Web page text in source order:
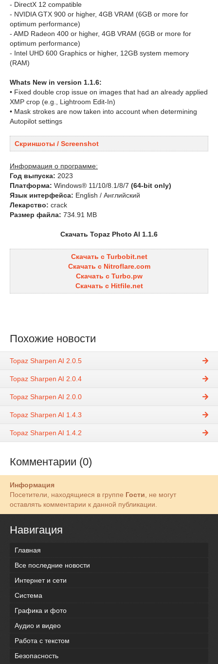
- DirectX 12 compatible
- NVIDIA GTX 900 or higher, 4GB VRAM (6GB or more for
optimum performance)
- AMD Radeon 400 or higher, 4GB VRAM (6GB or more for
optimum performance)
- Intel UHD 600 Graphics or higher, 12GB system memory
(RAM)
Whats New in version 1.1.6:
• Fixed double crop issue on images that had an already applied
XMP crop (e.g., Lightroom Edit-In)
• Mask strokes are now taken into account when determining
Autopilot settings
Скриншоты / Screenshot
Информация о программе:
Год выпуска: 2023
Платформа: Windows® 11/10/8.1/8/7 (64-bit only)
Язык интерфейса: English / Английский
Лекарство: crack
Размер файла: 734.91 MB
Скачать Topaz Photo AI 1.1.6
Скачать с Turbobit.net
Скачать с Nitroflare.com
Скачать с Turbo.pw
Скачать с Hitfile.net
Похожие новости
Topaz Sharpen AI 2.0.5
Topaz Sharpen AI 2.0.4
Topaz Sharpen AI 2.0.0
Topaz Sharpen AI 1.4.3
Topaz Sharpen AI 1.4.2
Комментарии (0)
Информация
Посетители, находящиеся в группе Гости , не могут
оставлять комментарии к данной публикации.
Навигация
Главная
Все последние новости
Интернет и сети
Система
Графика и фото
Аудио и видео
Работа с текстом
Безопасность